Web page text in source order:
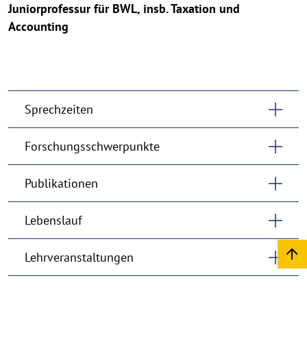
Juniorprofessur für BWL, insb. Taxation und
Accounting
Sprechzeiten
Forschungsschwerpunkte
Publikationen
Lebenslauf
Lehrveranstaltungen